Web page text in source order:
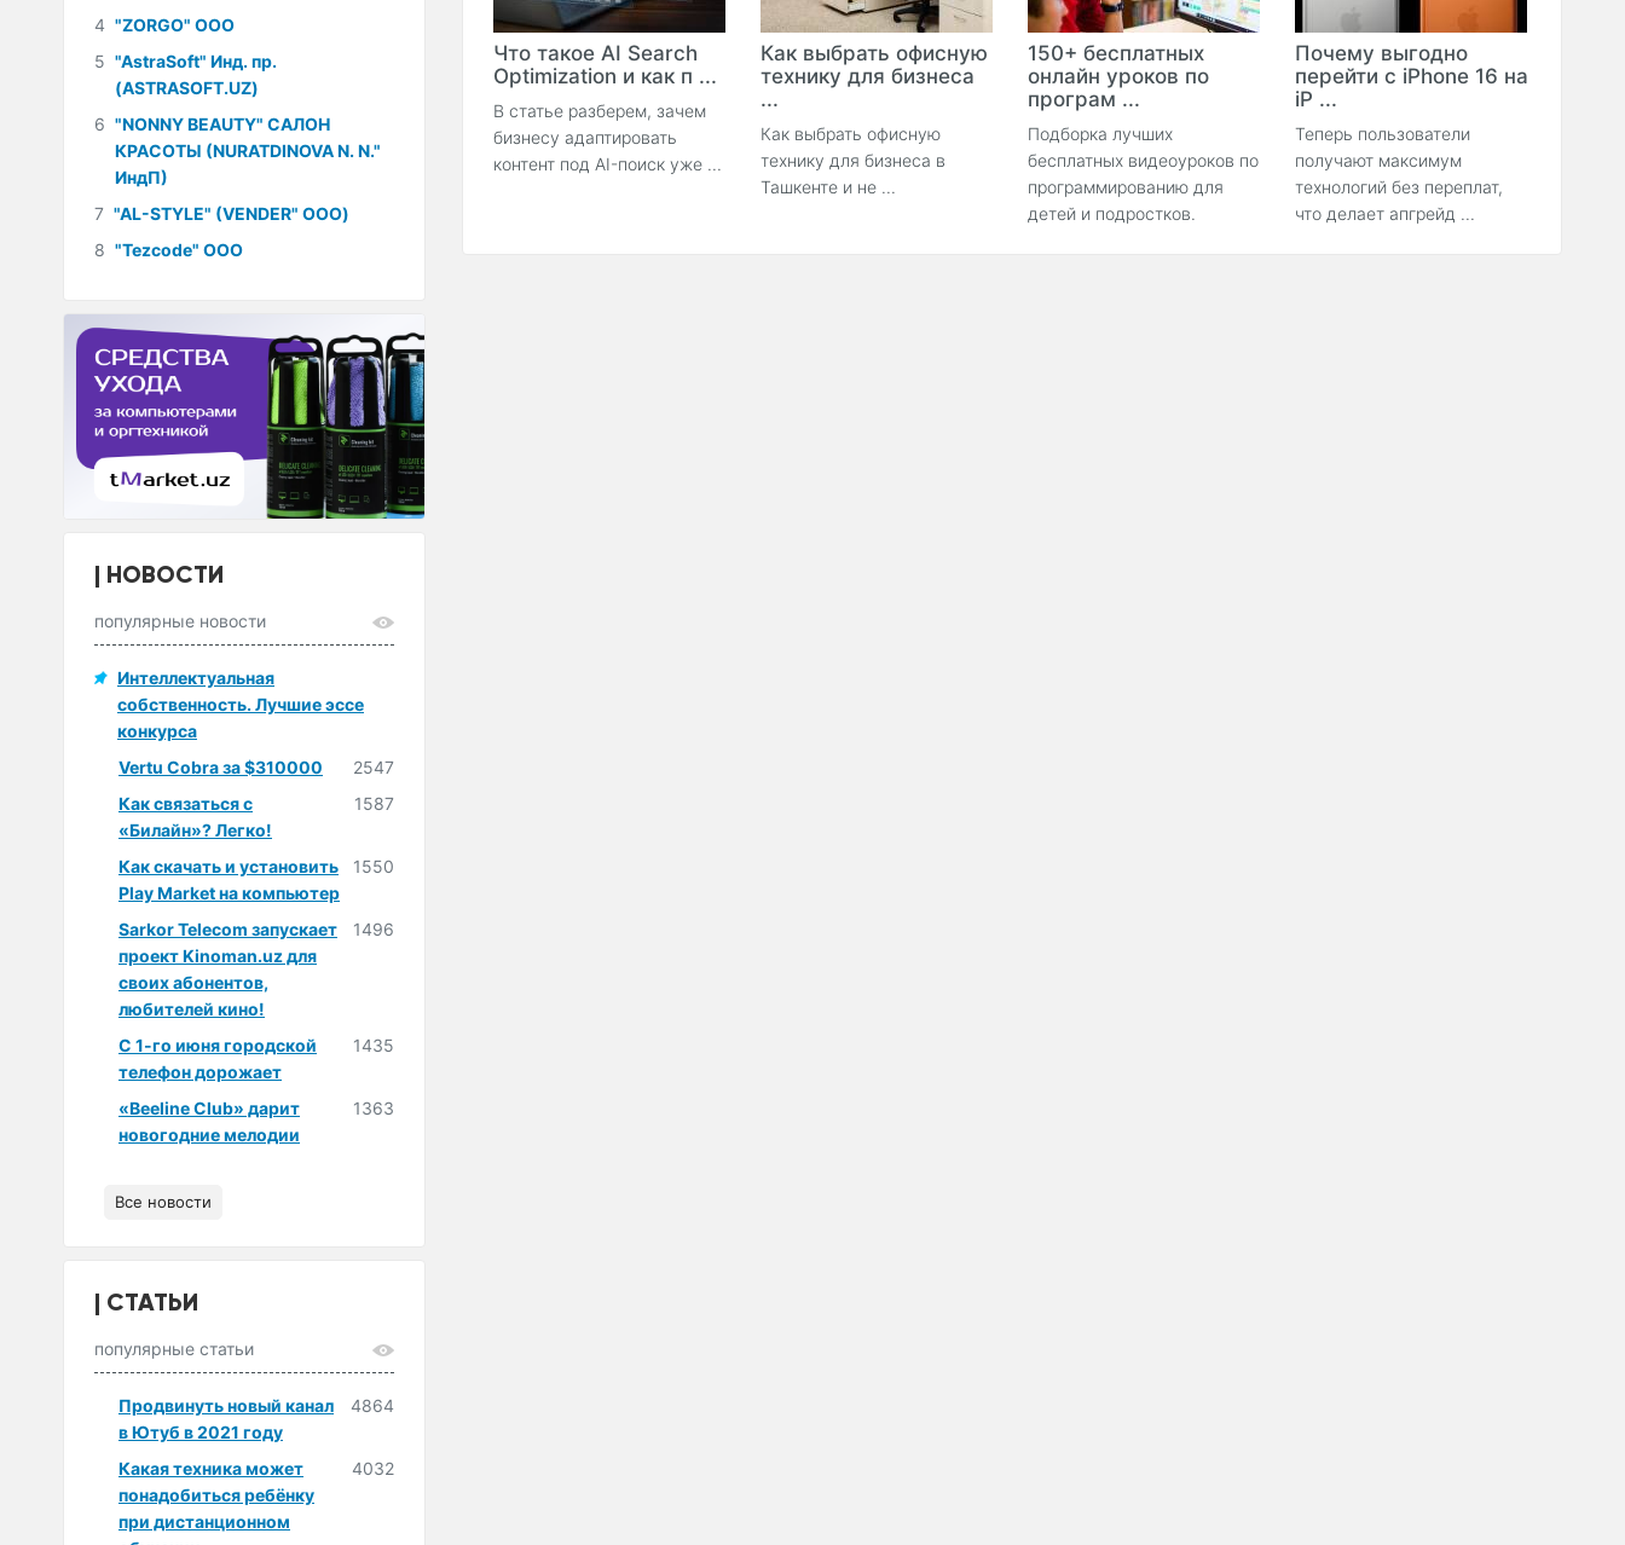
Что такое AI Search
Optimization и как п ...
В статье разберем, зачем
бизнесу адаптировать
контент под AI-поиск уже ...
Как выбрать офисную
технику для бизнеса
...
Как выбрать офисную
технику для бизнеса в
Ташкенте и не ...
150+ бесплатных
онлайн уроков по
програм ...
Подборка лучших
бесплатных видеоуроков по
программированию для
детей и подростков.
Почему выгодно
перейти с iPhone 16 на
iP ...
Теперь пользователи
получают максимум
технологий без переплат,
что делает апгрейд ...
4 "ZORGO" ООО
5 "AstraSoft" Инд. пр.
(ASTRASOFT.UZ)
6 "NONNY BEAUTY" САЛОН
КРАСОТЫ (NURATDINOVA N. N."
ИндП)
7 "AL-STYLE" (VENDER" ООО)
8 "Tezcode" ООО
НОВОСТИ
популярные новости
Интеллектуальная
собственность. Лучшие эссе
конкурса
Vertu Cobra за $310000
2547
Как связаться с
«Билайн»? Легко!
1587
Как скачать и установить
Play Market на компьютер
1550
Sarkor Telecom запускает
проект Kinoman.uz для
своих абонентов,
любителей кино!
1496
С 1-го июня городской
телефон дорожает
1435
«Beeline Club» дарит
новогодние мелодии
1363
Все новости
СТАТЬИ
популярные статьи
Продвинуть новый канал
в Ютуб в 2021 году
4864
Какая техника может
понадобиться ребёнку
при дистанционном
4032